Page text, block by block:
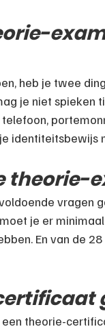
heb je twee
je niet spieken
identiteitsbewijs
theorie-
vragen
je er
En van de
theorie-